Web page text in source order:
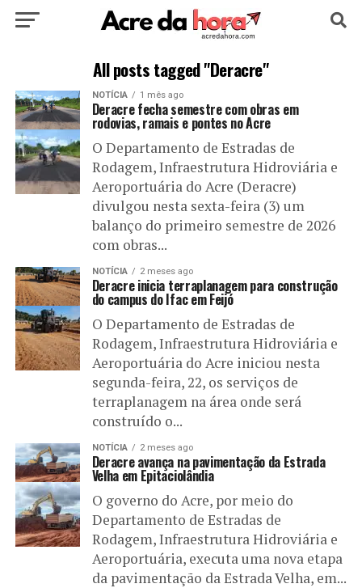
POLÍTICA CULTURA ESPORTE
EDUCAÇÃO NOTÍCIA MUNDO
All posts tagged "Deracre"
NOTÍCIA 1 mês ago
Deracre fecha semestre com obras em
rodovias, ramais e pontes no Acre
O Departamento de Estradas de
Rodagem, Infraestrutura Hidroviária e
Aeroportuária do Acre (Deracre)
divulgou nesta sexta-feira (3) um
balanço do primeiro semestre de 2026
com obras...
NOTÍCIA 2 meses ago
Deracre inicia terraplanagem para construção
do campus do Ifac em Feijó
O Departamento de Estradas de
Rodagem, Infraestrutura Hidroviária e
Aeroportuária do Acre iniciou nesta
segunda-feira, 22, os serviços de
terraplanagem na área onde será
construído o...
NOTÍCIA 2 meses ago
Deracre avança na pavimentação da Estrada
Velha em Epitaciolândia
O governo do Acre, por meio do
Departamento de Estradas de
Rodagem, Infraestrutura Hidroviária e
Aeroportuária, executa uma nova etapa
da pavimentação da Estrada Velha, em...